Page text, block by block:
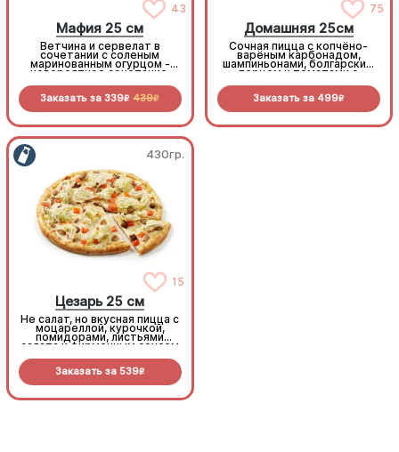
43
Мафия 25 см
Ветчина и сервелат в
сочетании с соленым
маринованным огурцом -
невероятное сочетание,
Заказать за 339R 439R
75
Домашняя 25см
Сочная пицца с копчёно-
варёным карбонадом,
шампиньонами, болгарским
перцем и томатами с
Заказать за 499R
430гр.
15
Цезарь 25 см
Не салат, но вкусная пицца с
моцареллой, курочкой,
помидорами, листьями
салата и фирменным соусом
Заказать за 539R